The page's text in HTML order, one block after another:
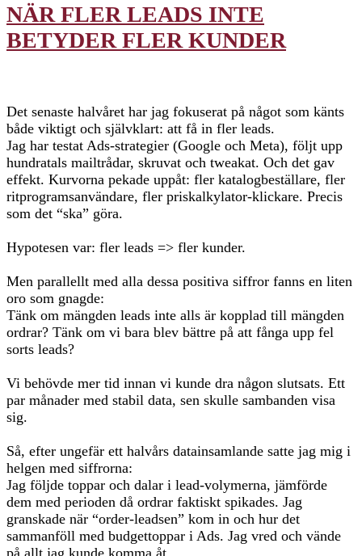
NÄR FLER LEADS INTE
BETYDER FLER KUNDER
Det senaste halvåret har jag fokuserat på något som känts
både viktigt och självklart: att få in fler leads.
Jag har testat Ads-strategier (Google och Meta), följt upp
hundratals mailtrådar, skruvat och tweakat. Och det gav
effekt. Kurvorna pekade uppåt: fler katalogbeställare, fler
ritprogramsanvändare, fler priskalkylator-klickare. Precis
som det “ska” göra.
Hypotesen var: fler leads => fler kunder.
Men parallellt med alla dessa positiva siffror fanns en liten
oro som gnagde:
Tänk om mängden leads inte alls är kopplad till mängden
ordrar? Tänk om vi bara blev bättre på att fånga upp fel
sorts leads?
Vi behövde mer tid innan vi kunde dra någon slutsats. Ett
par månader med stabil data, sen skulle sambanden visa
sig.
Så, efter ungefär ett halvårs datainsamlande satte jag mig i
helgen med siffrorna:
Jag följde toppar och dalar i lead-volymerna, jämförde
dem med perioden då ordrar faktiskt spikades. Jag
granskade när “order-leadsen” kom in och hur det
sammanföll med budgettoppar i Ads. Jag vred och vände